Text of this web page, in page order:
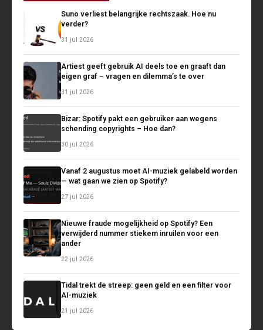
Suno verliest belangrijke rechtszaak. Hoe nu
verder?
31 jul 2026
Artiest geeft gebruik AI deels toe en graaft dan
eigen graf – vragen en dilemma’s te over
31 jul 2026
Bizar: Spotify pakt een gebruiker aan wegens
schending copyrights – Hoe dan?
30 jul 2026
Vanaf 2 augustus moet AI-muziek gelabeld worden
— wat gaan we zien op Spotify?
27 jul 2026
Nieuwe fraude mogelijkheid op Spotify? Een
verwijderd nummer stiekem inruilen voor een
ander
22 jul 2026
Tidal trekt de streep: geen geld en een filter voor
AI-muziek
21 jul 2026